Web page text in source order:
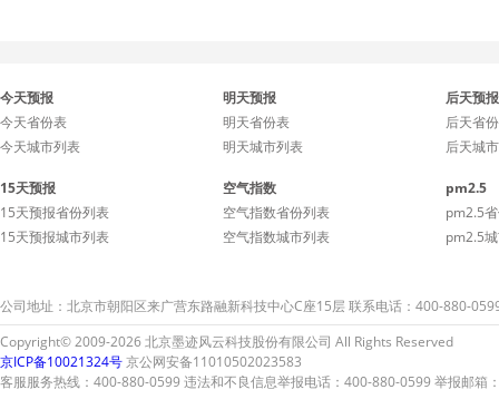
今天预报
今天省份表
今天城市列表
明天预报
明天省份表
明天城市列表
后天预报
后天省
后天城
15天预报
15天预报省份列表
15天预报城市列表
空气指数
空气指数省份列表
空气指数城市列表
pm2.5
pm2.5
pm2.5
公司地址：北京市朝阳区来广营东路融新科技中心C座15层 联系电话：400-880-
Copyright© 2009-2026 北京墨迹风云科技股份有限公司 All Rights Reserved
京ICP备10021324号京公网安备11010502023583
客服服务热线：400-880-0599 违法和不良信息举报电话：400-880-0599 举报邮箱